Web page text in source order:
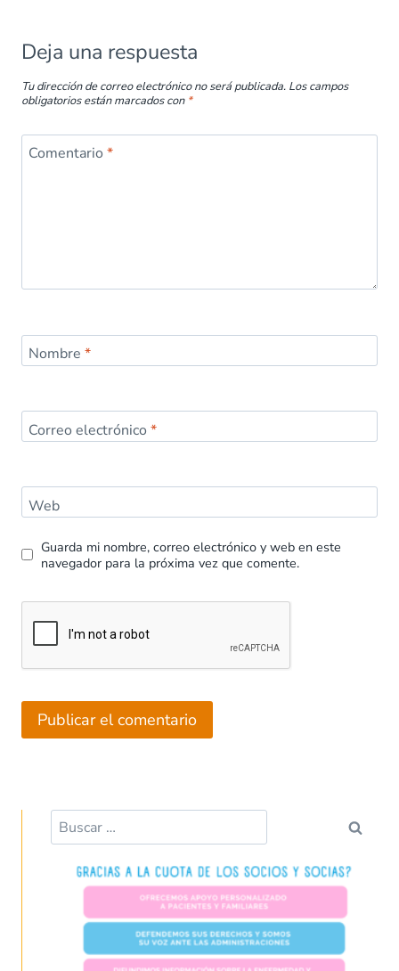
Deja una respuesta
Tu dirección de correo electrónico no será publicada. Los campos
obligatorios están marcados con *
Comentario *
Nombre *
Correo electrónico *
Web
Guarda mi nombre, correo electrónico y web en este
navegador para la próxima vez que comente.